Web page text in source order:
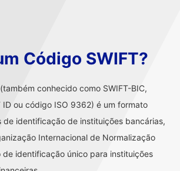
Código SWIFT?
conhecido como SWIFT-BIC,
ID ou código ISO 9362) é um formato
identificação de instituições bancárias,
Internacional de Normalização
de identificação único para instituições